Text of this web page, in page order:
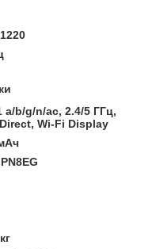
a/b/g/n/ac, 2.4/5 ГГц,
Wi-Fi Display